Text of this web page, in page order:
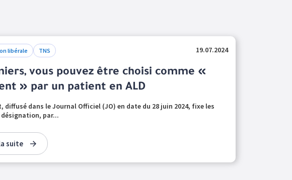
libérale TNS 19.07.2024
vous pouvez être choisi comme «
» par un patient en ALD
diffusé dans le Journal Officiel (JO) en date du 28 juin 2024, fixe les
désignation, par...
suite